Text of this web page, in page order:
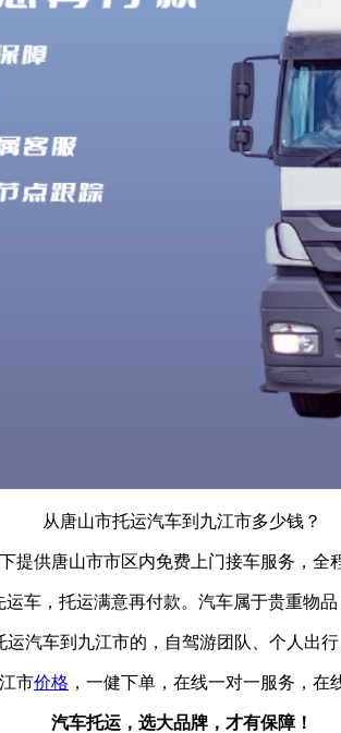
从唐山市托运汽车到九江市多少钱？
提供唐山市市区内免费上门接车服务，全
运车，托运满意再付款。汽车属于贵重物品
运汽车到九江市的，自驾游团队、个人出
市价格 ，一健下单，在线一对一服务，在
汽车托运，选大品牌，才有保障！